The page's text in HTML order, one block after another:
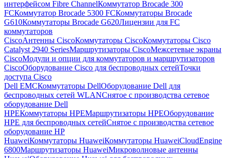
интерфейсом Fibre ChannelКоммутатор Brocade 300
FCКоммутатор Brocade 5300 FCКоммутаторы Brocade
G610Коммутаторы Brocade G620Лицензии для FC
коммутаторов
CiscoАнтенны CiscoКоммутаторы CiscoКоммутаторы Cisco
Catalyst 2940 SeriesМаршрутизаторы CiscoМежсетевые экраны
CiscoМодули и опции для коммутаторов и маршрутизаторов
CiscoОборудование Cisco для беспроводных сетейТочки
доступа Cisco
Dell EMCКоммутаторы DellОборудование Dell для
беспроводных сетей WLANСнятое с производства сетевое
оборудование Dell
HPEКоммутаторы HPEМаршрутизаторы HPEОборудование
HPE для беспроводных сетейСнятое с производства сетевое
оборудование HP
HuaweiКоммутаторы HuaweiКоммутаторы HuaweiCloudEngine
6800Маршрутизаторы HuaweiМикроволновые антенны